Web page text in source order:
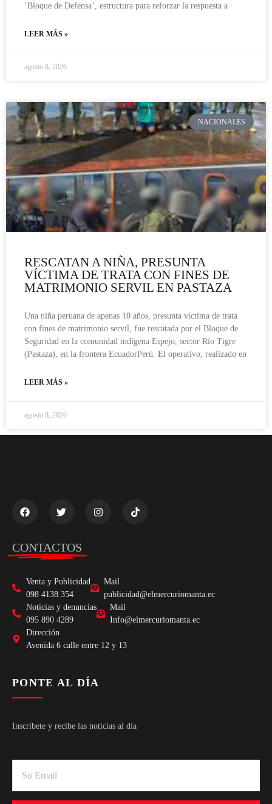
‘Bloque de Defensa’, estructura para reforzar la respuesta a
LEER MÁS »
agosto 8, 2026
NACIONALES
RESCATAN A NIÑA, PRESUNTA
VÍCTIMA DE TRATA CON FINES DE
MATRIMONIO SERVIL EN PASTAZA
Una niña peruana de apenas 10 años, presunta víctima de trata
con fines de matrimonio servil, fue rescatada por el Bloque de
Seguridad en la comunidad indígena Espejo, sector Río Tigre
(Pastaza), en la frontera EcuadorPerú. El operativo, realizado en
LEER MÁS »
agosto 8, 2026
CONTACTOS
Venta y Publicidad
098 4138 354
Mail
publicidad@elmercuriomanta.ec
Noticias y denuncias
095 890 4289
Mail
Info@elmercuriomanta.ec
Dirección
Avenida 6 calle entre 12 y 13
PONTE AL DÍA
Inscríbete y recibe las noticias al día